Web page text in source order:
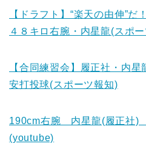
【ドラフト】“楽天の由伸”だ
４８キロ右腕・内星龍(スポ
【合同練習会】履正社・内
安打投球(スポーツ報知)
190cm右腕 内星龍(履正社)
(youtube)